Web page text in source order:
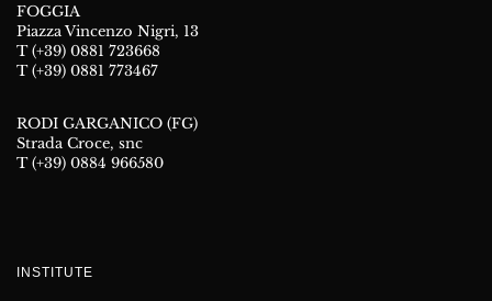
FOGGIA
Piazza Vincenzo Nigri, 13
T (+39) 0881 723668
T (+39) 0881 773467
RODI GARGANICO (FG)
Strada Croce, snc
T (+39) 0884 966580
INSTITUTE